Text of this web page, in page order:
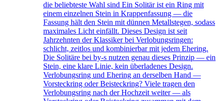
die beliebteste Wahl sind Ein Solitär ist ein Ring mit
einem einzelnen Stein in Krappenfassung — die
Fassung hält den Stein mit dünnen Metallstegen, sodass
maximales Licht einfällt. Dieses Design ist seit
Jahrzehnten der Klassiker bei Verlobungsringen:
schlicht, zeitlos und kombinierbar mit jedem Ehering.
Die Solitäre bei by-s nutzen genau dieses Prinzip — ein
Stein, eine klare Linie, kein überladenes Design.
Verlobungsring und Ehering an derselben Hand —
Vorsteckring oder Beisteckring? Viele tragen den
Verlobungsring nach der Hochzeit weiter — als